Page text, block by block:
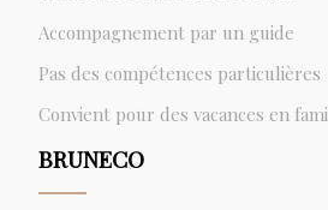
Accompagnement par un guide
Pas des compétences particulières
Convient pour des vacances en
BRUNECO